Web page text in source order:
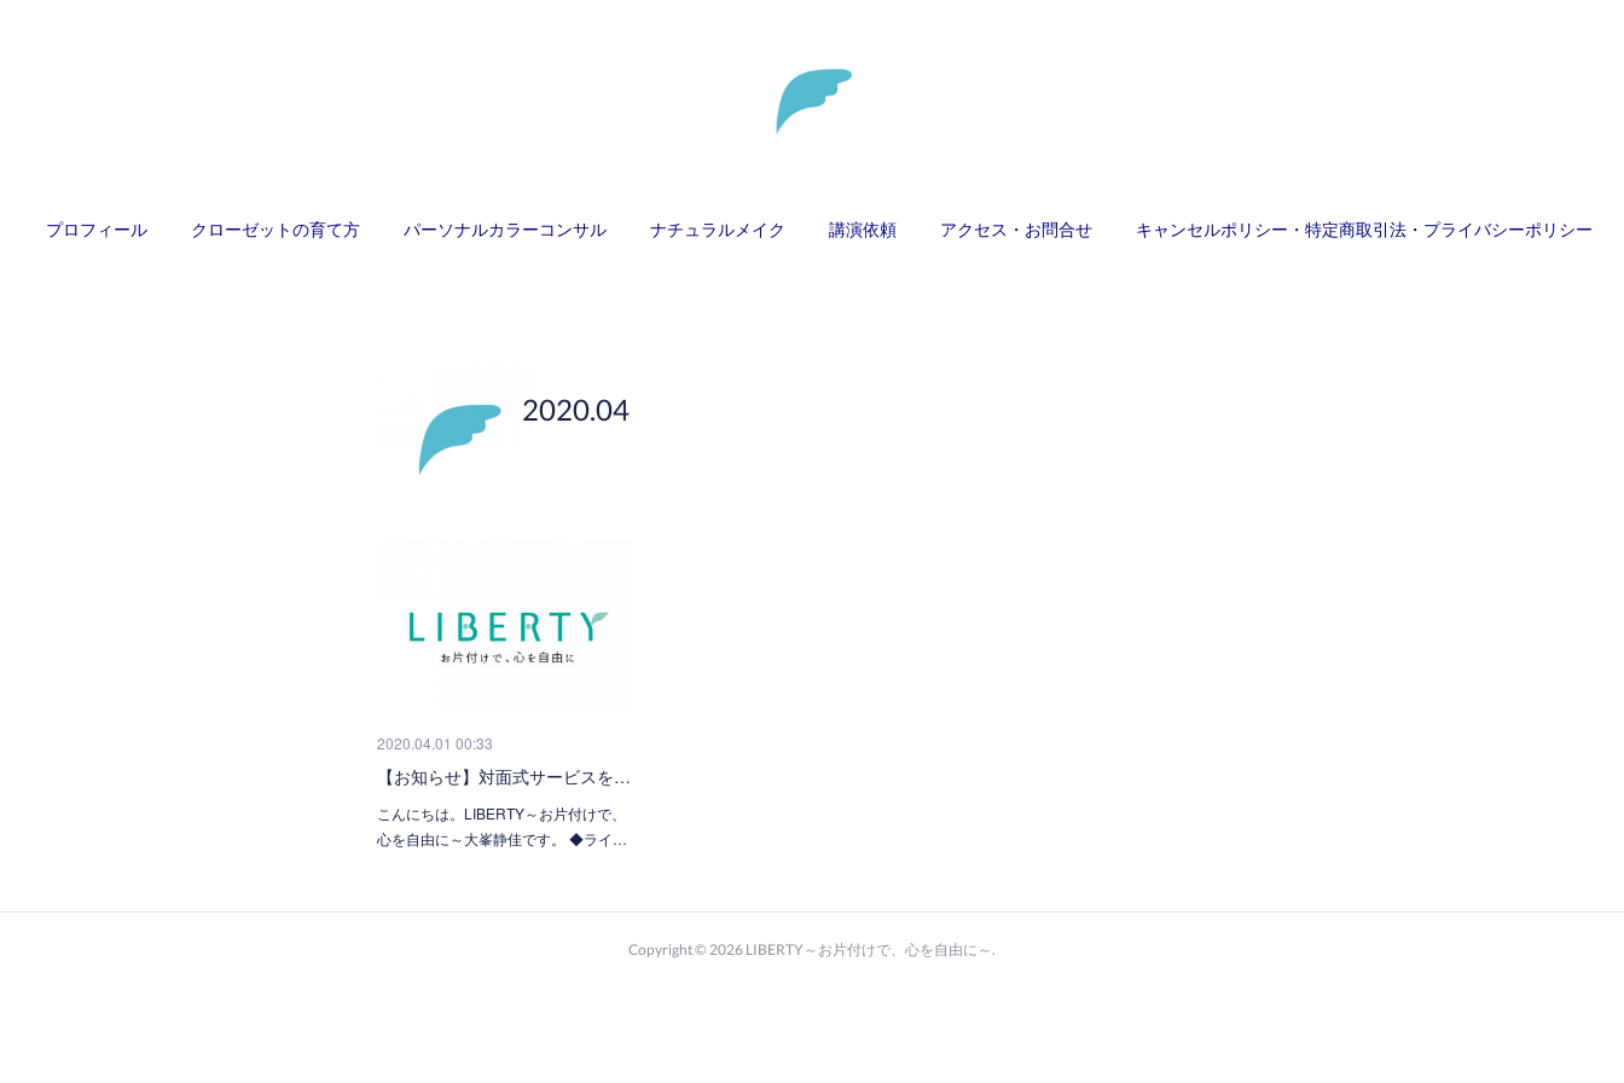
プロフィール クローゼットの育て方 パーソナルカラーコンサル ナチュラルメイク 講演依頼 アクセス・お問合せ キャンセルポリシー・特定商取引法・プライバシーポリシー
2020.04
2020.04.01 00:33
【お知らせ】対面式サービスを…
こんにちは。LIBERTY～お片付けで、
心を自由に～大峯静佳です。 ◆ライ…
Copyright © 2026 LIBERTY～お片付けで、心を自由に～.